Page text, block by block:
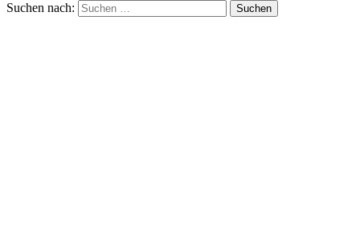
Suchen nach: